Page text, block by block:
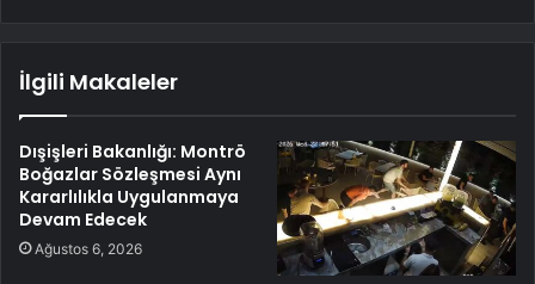
İlgili Makaleler
Dışişleri Bakanlığı: Montrö
Boğazlar Sözleşmesi Aynı
Kararlılıkla Uygulanmaya
Devam Edecek
Ağustos 6, 2026